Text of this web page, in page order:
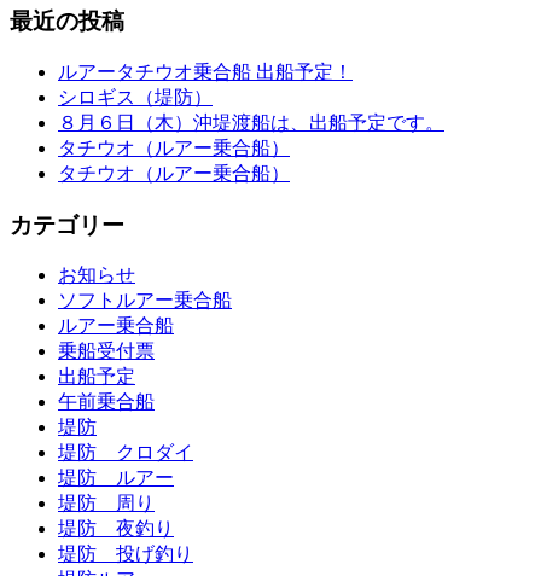
最近の投稿
ルアータチウオ乗合船 出船予定！
シロギス（堤防）
８月６日（木）沖堤渡船は、出船予定です。
タチウオ（ルアー乗合船）
タチウオ（ルアー乗合船）
カテゴリー
お知らせ
ソフトルアー乗合船
ルアー乗合船
乗船受付票
出船予定
午前乗合船
堤防
堤防 クロダイ
堤防 ルアー
堤防 周り
堤防 夜釣り
堤防 投げ釣り